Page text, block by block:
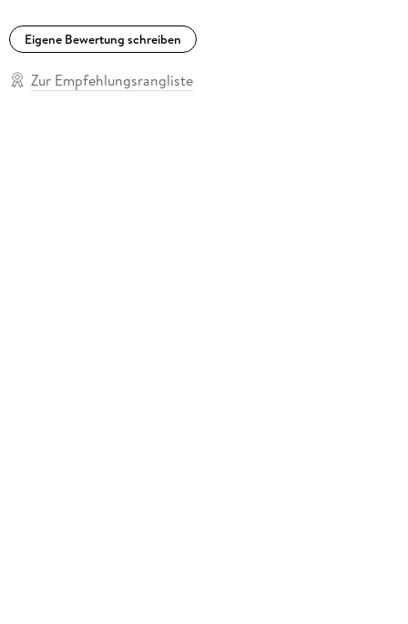
Eigene Bewertung schreiben
Zur Empfehlungsrangliste